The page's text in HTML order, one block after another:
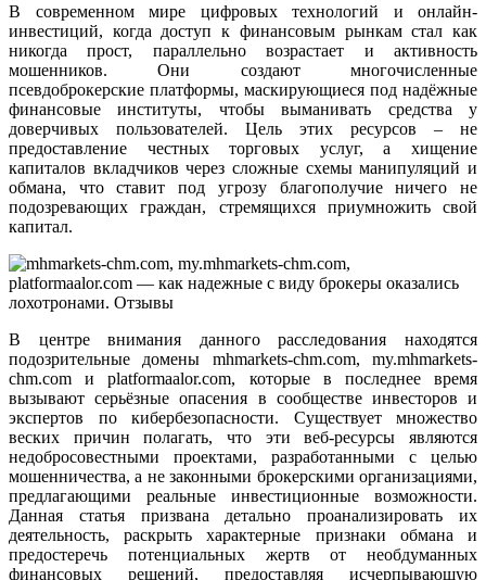
В современном мире цифровых технологий и онлайн-
инвестиций, когда доступ к финансовым рынкам стал как
никогда прост, параллельно возрастает и активность
мошенников. Они создают многочисленные
псевдоброкерские платформы, маскирующиеся под надёжные
финансовые институты, чтобы выманивать средства у
доверчивых пользователей. Цель этих ресурсов – не
предоставление честных торговых услуг, а хищение
капиталов вкладчиков через сложные схемы манипуляций и
обмана, что ставит под угрозу благополучие ничего не
подозревающих граждан, стремящихся приумножить свой
капитал.
В центре внимания данного расследования находятся
подозрительные домены mhmarkets-chm.com, my.mhmarkets-
chm.com и platformaalor.com, которые в последнее время
вызывают серьёзные опасения в сообществе инвесторов и
экспертов по кибербезопасности. Существует множество
веских причин полагать, что эти веб-ресурсы являются
недобросовестными проектами, разработанными с целью
мошенничества, а не законными брокерскими организациями,
предлагающими реальные инвестиционные возможности.
Данная статья призвана детально проанализировать их
деятельность, раскрыть характерные признаки обмана и
предостеречь потенциальных жертв от необдуманных
финансовых решений, предоставляя исчерпывающую